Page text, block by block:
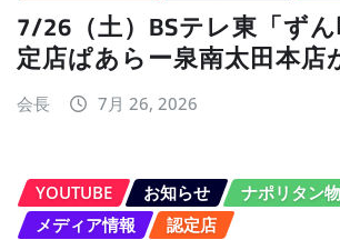
7/26（土）BSテレ東「ず
定店ぱあらー泉南太田本店
会長 7月 26, 2026
YOUTUBE お知らせ
ナポリタン
メディア情報
認定店